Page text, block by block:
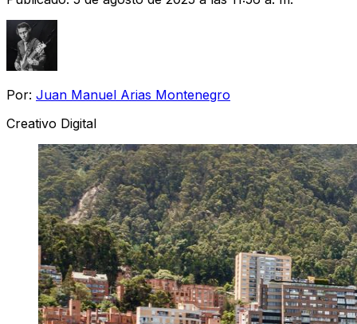
Por: Juan Manuel Arias Montenegro
Creativo Digital